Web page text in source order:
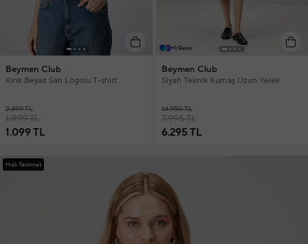
Beymen Club
Kırık Beyaz Sarı Logolu T-shirt
2.499 TL
1.999 TL
1.099 TL
+1 Renk
Beymen Club
Siyah Teknik Kumaş Uzun Yelek
14.950 TL
7.995 TL
6.295 TL
Hızlı Teslimat